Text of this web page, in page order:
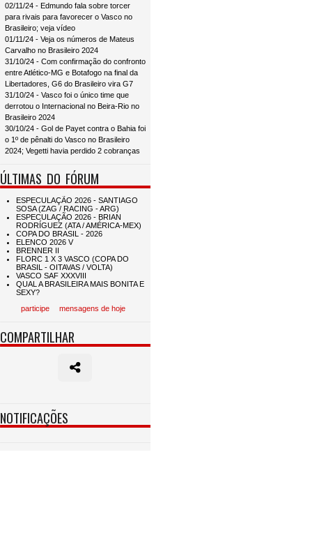
02/11/24 - Edmundo fala sobre torcer
para rivais para favorecer o Vasco no
Brasileiro; veja vídeo
01/11/24 - Veja os números de Mateus
Carvalho no Brasileiro 2024
31/10/24 - Com confirmação do confronto
entre Atlético-MG e Botafogo na final da
Libertadores, G6 do Brasileiro vira G7
31/10/24 - Vasco foi o único time que
derrotou o Internacional no Beira-Rio no
Brasileiro 2024
30/10/24 - Gol de Payet contra o Bahia foi
o 1º de pênalti do Vasco no Brasileiro
2024; Vegetti havia perdido 2 cobranças
ÚLTIMAS DO FÓRUM
participe mensagens de hoje
COMPARTILHAR
NOTIFICAÇÕES